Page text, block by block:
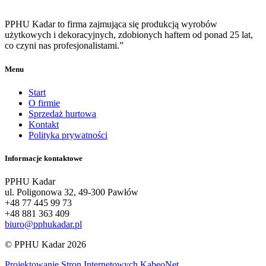
PPHU Kadar to firma zajmująca się produkcją wyrobów
użytkowych i dekoracyjnych, zdobionych haftem od ponad 25 lat,
co czyni nas profesjonalistami.”
Menu
Start
O firmie
Sprzedaż hurtowa
Kontakt
Polityka prywatności
Informacje kontaktowe
PPHU Kadar
ul. Poligonowa 32, 49-300 Pawłów
+48 77 445 99 73
+48 881 363 409
biuro@pphukadar.pl
© PPHU Kadar 2026